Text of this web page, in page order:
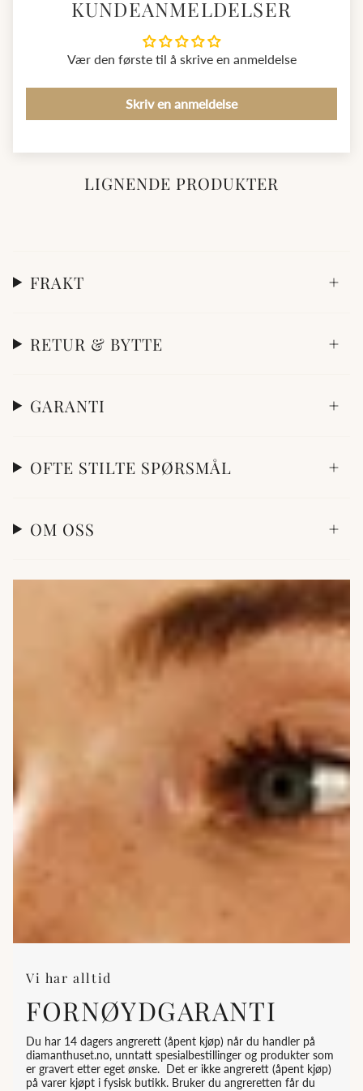
av halskjeder, ringer og øredobber – perfekte for gaver eller
spesielle anledninger. Diamanthuset –Best på Pris, Best på
KUNDEANMELDELSER
Vær den første til å skrive en anmeldelse
Skriv en anmeldelse
LIGNENDE PRODUKTER
FRAKT
RETUR & BYTTE
GARANTI
OFTE STILTE SPØRSMÅL
OM OSS
Vi har alltid
FORNØYDGARANTI
Du har 14 dagers angrerett (åpent kjøp) når du handler på
diamanthuset.no, unntatt spesialbestillinger og produkter som
er gravert etter eget ønske. Det er ikke angrerett (åpent kjøp)
på varer kjøpt i fysisk butikk. Bruker du angreretten får du